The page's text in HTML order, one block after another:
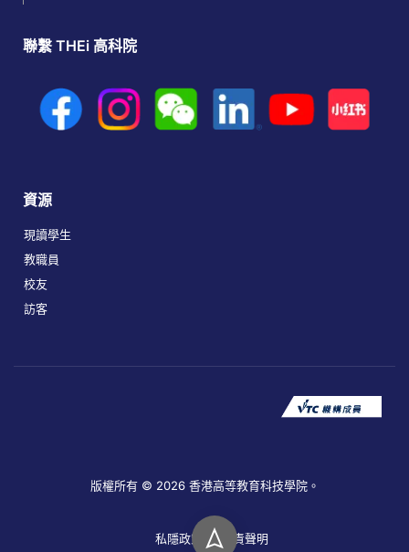
聯繫 THEi 高科院
資源
現讀學生
教職員
校友
訪客
版權所有 © 2026 香港高等教育科技學院。
私隱政策 免責聲明